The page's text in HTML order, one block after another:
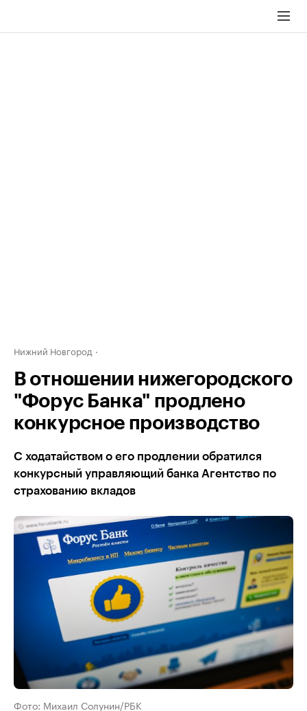
Нижний Новгород
В отношении нижегородского
"Форус Банка" продлено
конкурсное производство
С ходатайством о его продлении обратился
конкурсный управляющий банка Агентство по
страхованию вкладов
Фото: Михаил Солунин/РБК